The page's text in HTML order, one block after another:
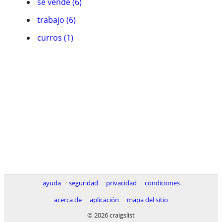
trabajo (6)
curros (1)
ayuda seguridad privacidad
condiciones
acerca de
aplicación
mapa del sitio
© 2026 craigslist